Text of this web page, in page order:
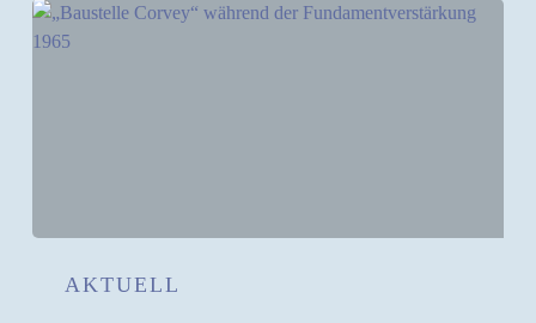
QuellenAKTUELL